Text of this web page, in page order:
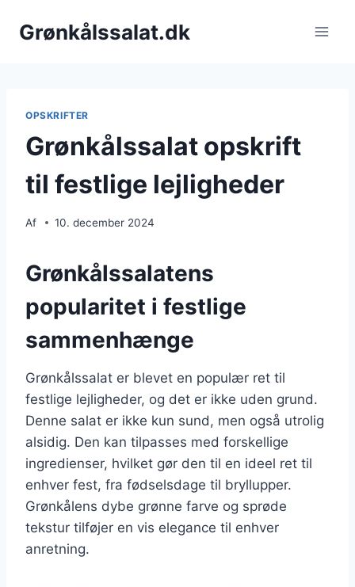
Grønkålssalat.dk
OPSKRIFTER
Grønkålssalat opskrift
til festlige lejligheder
Af 10. december 2024
Grønkålssalatens
popularitet i festlige
sammenhænge
Grønkålssalat er blevet en populær ret til
festlige lejligheder, og det er ikke uden grund.
Denne salat er ikke kun sund, men også utrolig
alsidig. Den kan tilpasses med forskellige
ingredienser, hvilket gør den til en ideel ret til
enhver fest, fra fødselsdage til bryllupper.
Grønkålens dybe grønne farve og sprøde
tekstur tilføjer en vis elegance til enhver
anretning.